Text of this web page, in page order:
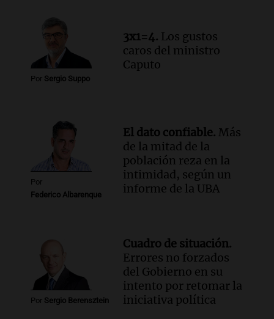
Por Sergio Suppo
3x1=4. Los gustos
caros del ministro
Caputo
Por
Federico Albarenque
El dato confiable. Más
de la mitad de la
población reza en la
intimidad, según un
informe de la UBA
Por Sergio Berensztein
Cuadro de situación.
Errores no forzados
del Gobierno en su
intento por retomar la
iniciativa política